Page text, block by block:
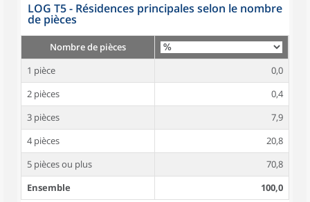
LOG T5 - Résidences principales selon le nombre
de pièces
Nombre de pièces
1 pièce
0,0
2 pièces
0,4
3 pièces
7,9
4 pièces
20,8
5 pièces ou plus
70,8
Ensemble
100,0